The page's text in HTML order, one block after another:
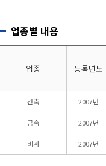
업종별 내용
업종 등록년도
건축 2007년
금속 2007년
비계 2007년